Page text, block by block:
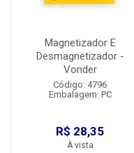
Magnetizador E
Desmagnetizador -
Vonder
Código: 4796
Embalagem: PC
R$ 28,35
À vista